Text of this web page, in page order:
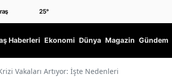
25°
Haberleri Ekonomi Dünya Magazin Gündem
Vakaları Artıyor: İşte Nedenleri